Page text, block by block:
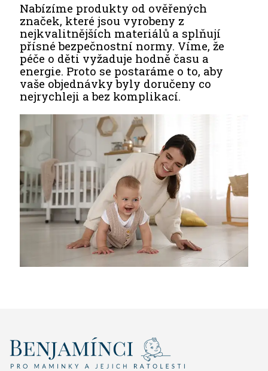
Nabízíme produkty od ověřených
značek, které jsou vyrobeny z
nejkvalitnějších materiálů a splňují
přísné bezpečnostní normy. Víme, že
péče o děti vyžaduje hodně času a
energie. Proto se postaráme o to, aby
vaše objednávky byly doručeny co
nejrychleji a bez komplikací.